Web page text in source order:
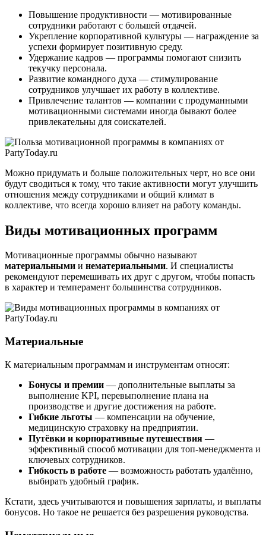
Повышение продуктивности — мотивированные
сотрудники работают с большей отдачей.
Укрепление корпоративной культуры — награждение за
успехи формирует позитивную среду.
Удержание кадров — программы помогают снизить
текучку персонала.
Развитие командного духа — стимулирование
сотрудников улучшает их работу в коллективе.
Привлечение талантов — компании с продуманными
мотивационными системами иногда бывают более
привлекательны для соискателей.
Можно придумать и больше положительных черт, но все они
будут сводиться к тому, что такие активности могут улучшить
отношения между сотрудниками и общий климат в
коллективе, что всегда хорошо влияет на работу команды.
Виды мотивационных программ
Мотивационные программы обычно называют
материальными и нематериальными. И специалисты
рекомендуют перемешивать их друг с другом, чтобы попасть
в характер и темперамент большинства сотрудников.
Материальные
К материальным программам и инструментам относят:
Бонусы и премии — дополнительные выплаты за
выполнение KPI, перевыполнение плана на
производстве и другие достижения на работе.
Гибкие льготы — компенсации на обучение,
медицинскую страховку на предприятии.
Путёвки и корпоративные путешествия —
эффективный способ мотивации для топ-менеджмента и
ключевых сотрудников.
Гибкость в работе — возможность работать удалённо,
выбирать удобный график.
Кстати, здесь учитываются и повышения зарплаты, и выплаты
бонусов. Но такое не решается без разрешения руководства.